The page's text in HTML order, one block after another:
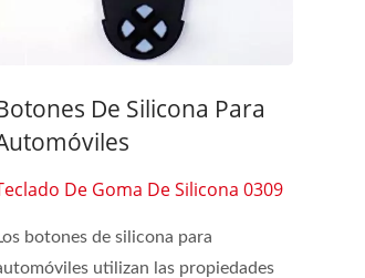
De Silicona Para
De Goma De Silicona 0309
botones de silicona para
utilizan las propiedades